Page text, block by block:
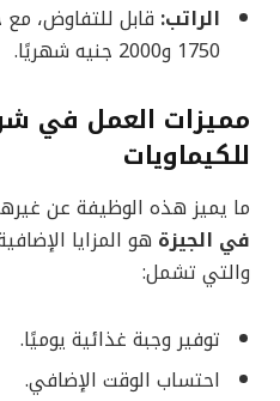
الراتب: قابل للتفاوض، مع
1750 و2000 جنيه شهريًا.
مميزات العمل في
للكيماويات
ما يميز هذه الوظيفة عن
في الجيزة هو المزايا
والتي تشمل:
توفير وجبة غذائية يوميًا.
احتساب الوقت الإضافي.